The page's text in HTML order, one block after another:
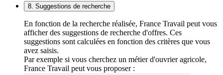
8. Suggestions de recherche
En fonction de la recherche réalisée, France Travail peut vous
afficher des suggestions de recherche d'offres. Ces
suggestions sont calculées en fonction des critères que vous
avez saisis.
Par exemple si vous cherchez un métier d'ouvrier agricole,
France Travail peut vous proposer :